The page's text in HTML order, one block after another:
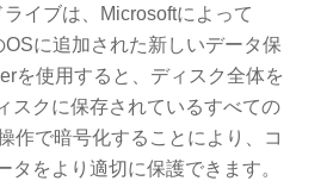
イブは、Microsoftによって
に追加された新しいデータ保
を使用すると、ディスク全体を
スクに保存されているすべての
作で暗号化することにより、コ
タをより適切に保護できます。